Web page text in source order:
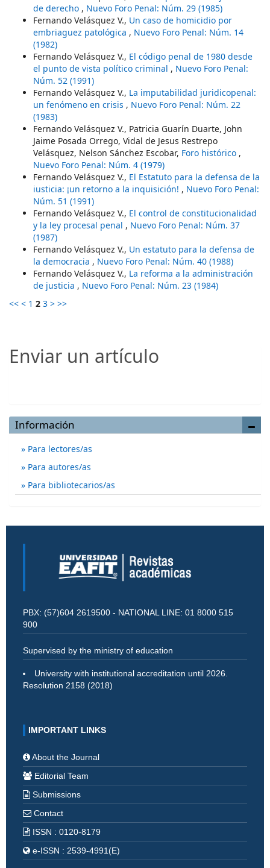
de derecho , Nuevo Foro Penal: Núm. 29 (1985)
Fernando Velásquez V., Un caso de homicidio por
embriaguez patológica , Nuevo Foro Penal: Núm. 14
(1982)
Fernando Velásquez V., El código penal de 1980 desde
el punto de vista político criminal , Nuevo Foro Penal:
Núm. 52 (1991)
Fernando Velásquez V., La imputabilidad juridicopenal:
un fenómeno en crisis , Nuevo Foro Penal: Núm. 22
(1983)
Fernando Velásquez V., Patricia Guarín Duarte, John
Jaime Posada Orrego, Vidal de Jesus Restrepo
Velásquez, Nelson Sánchez Escobar, Foro histórico ,
Nuevo Foro Penal: Núm. 4 (1979)
Fernando Velásquez V., El Estatuto para la defensa de la
iusticia: ¡un retorno a la inquisición! , Nuevo Foro Penal:
Núm. 51 (1991)
Fernando Velásquez V., El control de constitucionalidad
y la ley procesal penal , Nuevo Foro Penal: Núm. 37
(1987)
Fernando Velásquez V., Un estatuto para la defensa de
la democracia , Nuevo Foro Penal: Núm. 40 (1988)
Fernando Velásquez V., La reforma a la administración
de justicia , Nuevo Foro Penal: Núm. 23 (1984)
<< < 1 2 3 > >>
Enviar un artículo
Información
Para lectores/as
Para autores/as
Para bibliotecarios/as
PBX: (57)604 2619500 - NATIONAL LINE: 01 8000 515
900
Supervised by the ministry of education
University with institutional accreditation until 2026.
Resolution 2158 (2018)
IMPORTANT LINKS
About the Journal
Editorial Team
Submissions
Contact
ISSN : 0120-8179
e-ISSN : 2539-4991(E)